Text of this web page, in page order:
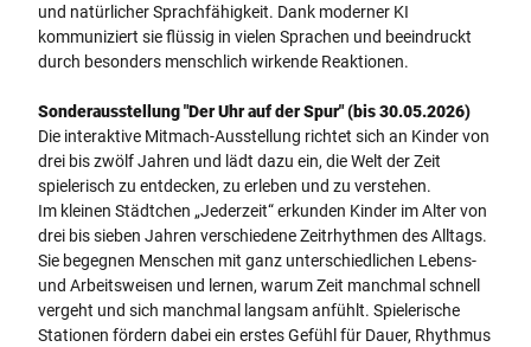
und natürlicher Sprachfähigkeit. Dank moderner KI
kommuniziert sie flüssig in vielen Sprachen und beeindruckt
durch besonders menschlich wirkende Reaktionen.
Sonderausstellung "Der Uhr auf der Spur" (bis 30.05.2026)
Die interaktive Mitmach-Ausstellung richtet sich an Kinder von
drei bis zwölf Jahren und lädt dazu ein, die Welt der Zeit
spielerisch zu entdecken, zu erleben und zu verstehen.
Im kleinen Städtchen „Jederzeit“ erkunden Kinder im Alter von
drei bis sieben Jahren verschiedene Zeitrhythmen des Alltags.
Sie begegnen Menschen mit ganz unterschiedlichen Lebens-
und Arbeitsweisen und lernen, warum Zeit manchmal schnell
vergeht und sich manchmal langsam anfühlt. Spielerische
Stationen fördern dabei ein erstes Gefühl für Dauer, Rhythmus